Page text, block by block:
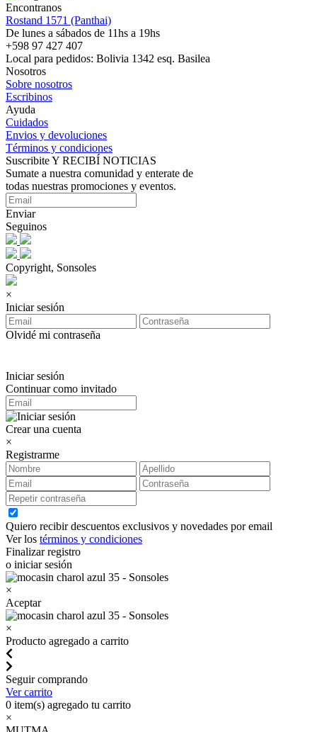
Encontranos
Rostand 1571 (Panthai)
De lunes a sábados de 11hs a 19hs
+598 97 427 407
Local para pedidos: Bolivia 1342 esq. Basilea
Nosotros
Sobre nosotros
Escribinos
Ayuda
Cuidados
Envios y devoluciones
Términos y condiciones
Suscribite Y RECIBÍ NOTICIAS
Sumate a nuestra comunidad y enterate de
todas nuestras promociones y eventos.
Enviar
Seguinos
Copyright, Sonsoles
×
Iniciar sesión
Olvidé mi contraseña
Iniciar sesión
Continuar como invitado
Crear una cuenta
×
Registrarme
Quiero recibir descuentos exclusivos y novedades por email
Ver los términos y condiciones
Finalizar registro
o iniciar sesión
×
Aceptar
×
Producto agregado a carrito
Seguir comprando
Ver carrito
0 item(s) agregado tu carrito
×